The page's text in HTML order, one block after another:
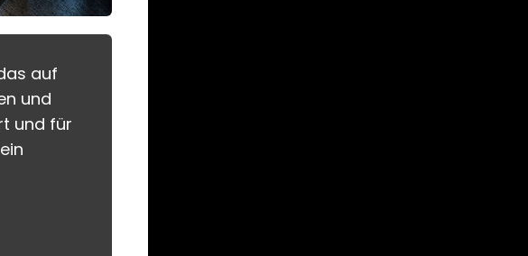
auf
und
und für